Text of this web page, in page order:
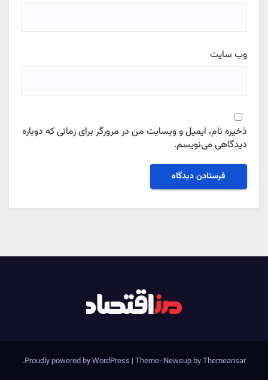
وب‌ سایت
ذخیره نام، ایمیل و وبسایت من در مرورگر برای زمانی که دوباره
دیدگاهی می‌نویسم.
Proudly powered by WordPress | Theme: Newsup byThemeansar
.